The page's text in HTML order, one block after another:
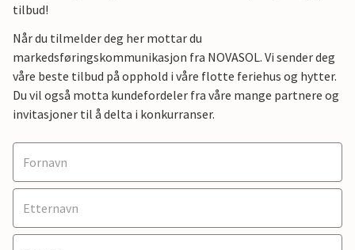
tilbud!
Når du tilmelder deg her mottar du
markedsføringskommunikasjon fra NOVASOL. Vi sender deg
våre beste tilbud på opphold i våre flotte feriehus og hytter.
Du vil også motta kundefordeler fra våre mange partnere og
invitasjoner til å delta i konkurranser.